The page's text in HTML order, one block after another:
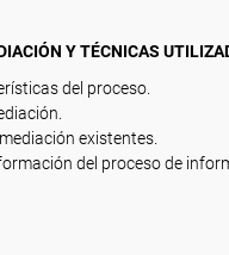
Y TÉCNICAS
del proceso.
existentes.
del proceso de